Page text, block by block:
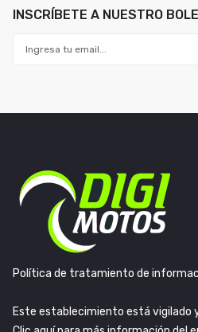
INSCRÍBETE A NUESTRO
Política de tratamiento de
Este establecimiento está vigilado